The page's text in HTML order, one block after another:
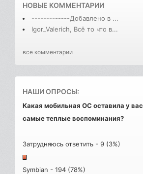
НОВЫЕ КОММЕНТАРИИ
-------------Добавлено в ...
Igor_Valerich, Всё то что в...
все комментарии
НАШИ ОПРОСЫ:
Какая мобильная ОС оставила у вас
самые теплые воспоминания?
Затрудняюсь ответить - 9 (3%)
Symbian - 194 (78%)